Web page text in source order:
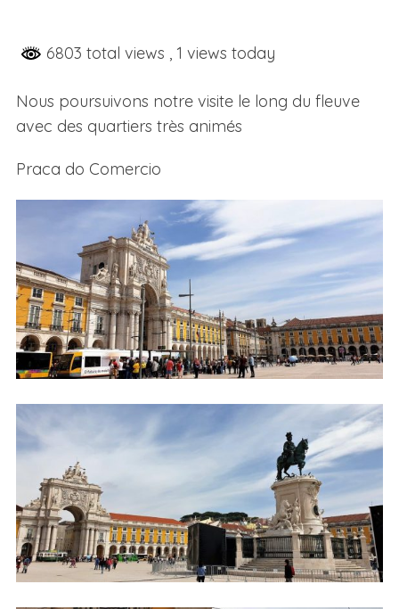
6803 total views , 1 views today
Nous poursuivons notre visite le long du fleuve
avec des quartiers très animés
Praca do Comercio